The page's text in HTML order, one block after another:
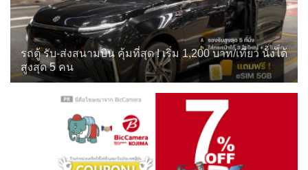
รถตู้ รับ-ส่งสนามบิน คุ้มที่สุด ! เริ่ม 1,200 บาท/เที่ยว นั่งได้
สูงสุด 5 คน